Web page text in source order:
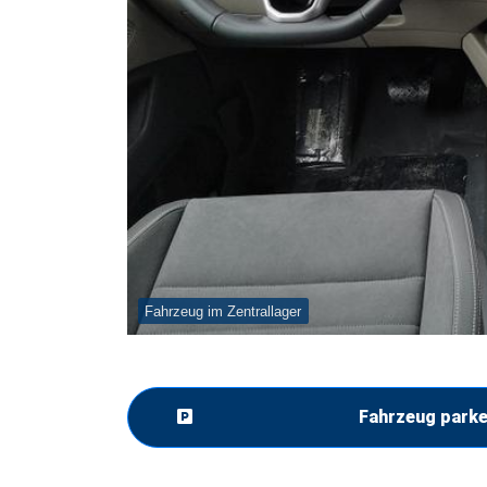
Fahrzeug im Zentrallager
Fahrzeug